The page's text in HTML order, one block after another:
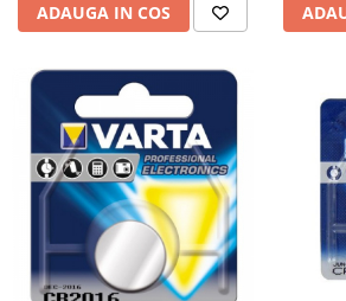
Baterii si acumulatori
Incarcatoare wireless
Incarcatoare cu fir si auto
Ceasuri smart - Smartwatch
Baterii externe - Powerbanks
Accesorii localizare (FindMy)
Cartuse, tonere, consumabile PC
ADAUGA IN COS